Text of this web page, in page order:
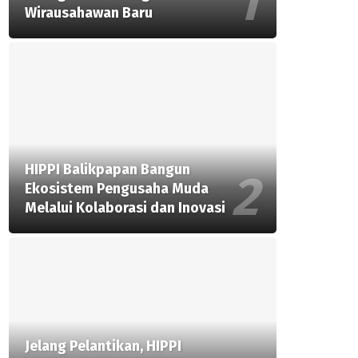
Wirausahawan Baru
HIPPI Balikpapan Bangun
Ekosistem Pengusaha Muda
Melalui Kolaborasi dan Inovasi
Jelang Pelantikan, HIPPI